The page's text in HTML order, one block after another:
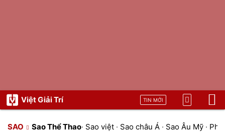
Việt Giải Trí TIN MỚI
SAO Sao Thể Thao· Sao việt · Sao châu Á · Sao Âu Mỹ ·